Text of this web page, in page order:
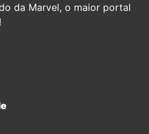
da Marvel, o maior portal